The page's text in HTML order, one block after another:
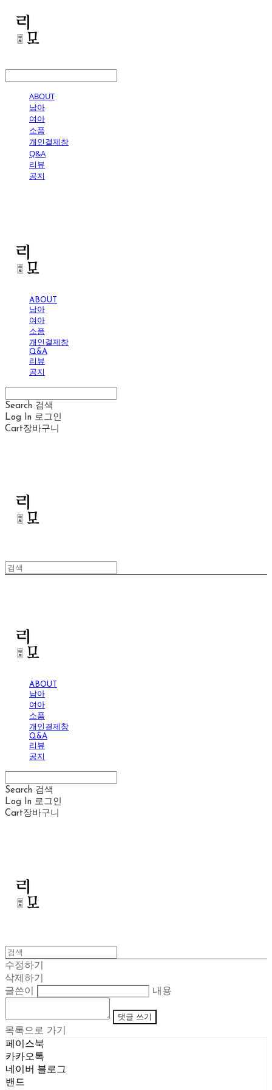
ABOUT
남아
여아
소품
개인결제창
Q&A
리뷰
공지
ABOUT
남아
여아
소품
개인결제창
Q&A
리뷰
공지
Search 검색
Log In 로그인
Cart장바구니
ABOUT
남아
여아
소품
개인결제창
Q&A
리뷰
공지
Search 검색
Log In 로그인
Cart장바구니
수정하기
삭제하기
글쓴이
내용
댓글 쓰기
목록으로 가기
페이스북
카카오톡
네이버 블로그
밴드